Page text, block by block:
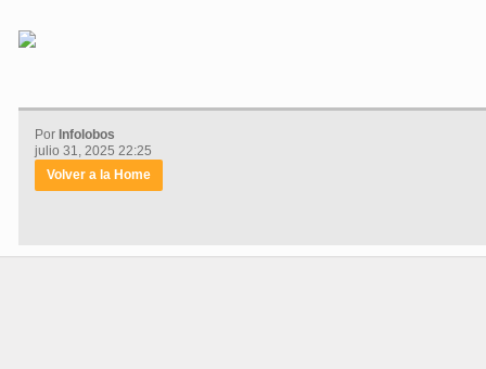
Por Infolobos
julio 31, 2025 22:25
Volver a la Home